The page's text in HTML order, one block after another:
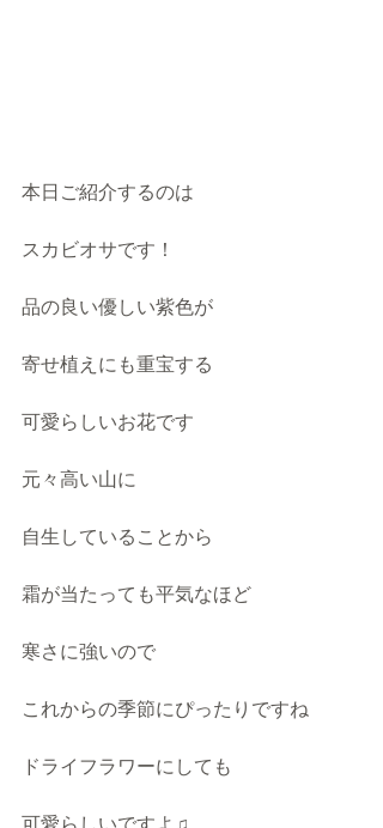
本日ご紹介するのは
スカビオサです！
品の良い優しい紫色が
寄せ植えにも重宝する
可愛らしいお花です
元々高い山に
自生していることから
霜が当たっても平気なほど
寒さに強いので
これからの季節にぴったりですね
ドライフラワーにしても
可愛らしいですよ♫